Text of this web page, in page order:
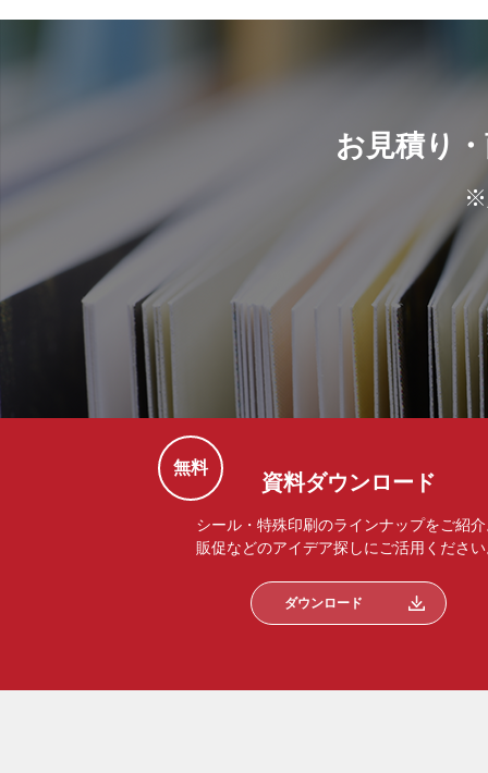
お見積り
※
資料ダウンロード
無料
シール・特殊印刷のラインナップをご紹
販促などのアイデア探しにご活用くださ
ダウンロード